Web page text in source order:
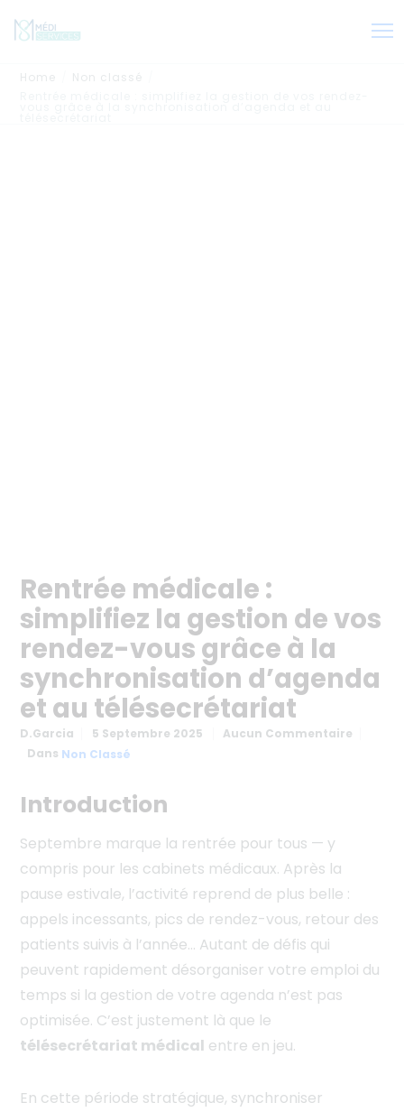
Home
Non classé
Rentrée médicale :
simplifiez la gestion de vos
rendez-vous grâce à la
synchronisation d’agenda
et au télésecrétariat
D.garcia 5 Septembre 2025
Aucun Commentaire
Dans Non Classé
Introduction
Septembre marque la rentrée pour tous — y
compris pour les cabinets médicaux. Après la
pause estivale, l’activité reprend de plus belle :
appels incessants, pics de rendez-vous, retour des
patients suivis à l’année… Autant de défis qui
peuvent rapidement désorganiser votre emploi du
temps si la gestion de votre agenda n’est pas
optimisée. C’est justement là que le
télésecrétariat médical entre en jeu.
En cette période stratégique, synchroniser